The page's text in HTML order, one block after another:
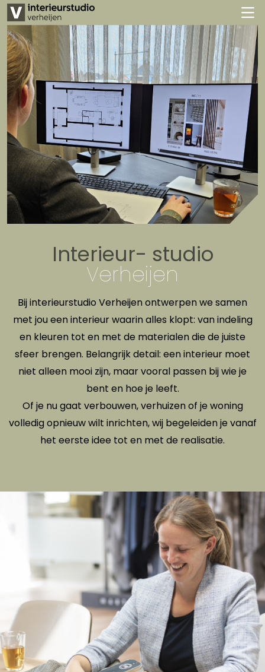
Interieur- studio
Verheijen
Bij interieurstudio Verheijen ontwerpen we samen
met jou een interieur waarin alles klopt: van indeling
en kleuren tot en met de materialen die de juiste
sfeer brengen. Belangrijk detail: een interieur moet
niet alleen mooi zijn, maar vooral passen bij wie je
bent en hoe je leeft.
Of je nu gaat verbouwen, verhuizen of je woning
volledig opnieuw wilt inrichten, wij begeleiden je vanaf
het eerste idee tot en met de realisatie.